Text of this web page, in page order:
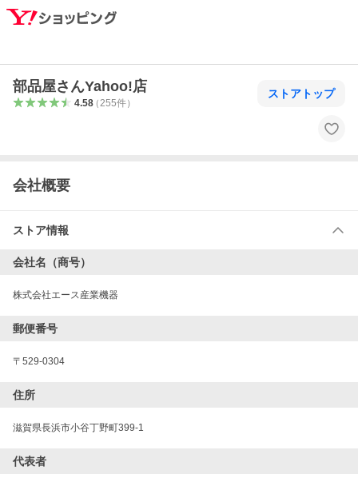
部品屋さんYahoo!店
4.58（ 255件）
ストアトップ
会社概要
ストア情報
会社名（商号）
株式会社エース産業機器
郵便番号
〒 529-0304
住所
滋賀県長浜市小谷丁野町399-1
代表者